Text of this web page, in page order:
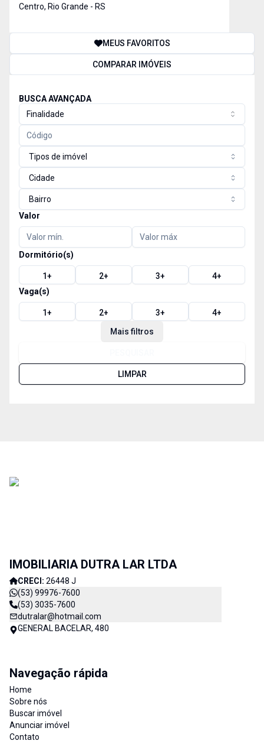
Centro, Rio Grande - RS
MEUS FAVORITOS
COMPARAR IMÓVEIS
BUSCA AVANÇADA
Finalidade
Tipos de imóvel
Cidade
Bairro
Valor
Dormitório(s)
1+ 2+ 3+ 4+
Vaga(s)
1+ 2+ 3+ 4+
Mais filtros
LIMPAR
IMOBILIARIA DUTRA LAR LTDA
CRECI: 26448 J
(53) 99976-7600
(53) 3035-7600
dutralar@hotmail.com
GENERAL BACELAR, 480
Navegação rápida
Home
Sobre nós
Buscar imóvel
Anunciar imóvel
Contato